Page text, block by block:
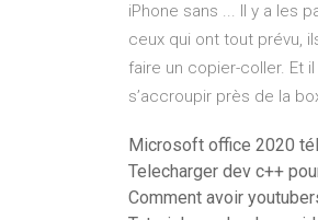
iPhone sans ... Il y a les
ceux qui ont tout prévu,
faire un copier-coller. Et
s’accroupir près de la
Microsoft office 2020
Telecharger dev c++
Comment avoir